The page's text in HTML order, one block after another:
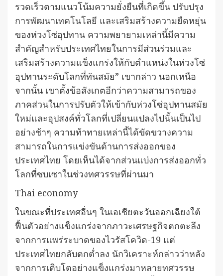
รวดเร็วตามแนวโน้มความยั่งยืนที่เกิดขึ้น ปรับปรุง
การพัฒนาเทคโนโลยี และเสริมสร้างความยืดหยุ่น
ของห่วงโซ่อุปทาน ความพยายามเหล่านี้มีความ
สำคัญสำหรับประเทศไทยในการมีส่วนร่วมและ
เสริมสร้างความแข็งแกร่งให้กับตำแหน่งในห่วงโซ่
อุปทานระดับโลกที่ทันสมัย” เขากล่าว นอกเหนือ
จากนั้น เขาตั้งข้อสังเกตอีกว่าความสามารถของ
ภาคส่วนในการปรับตัวให้เข้ากับห่วงโซ่อุปทานสมัย
ใหม่และอุปสงค์ทั่วโลกที่เปลี่ยนแปลงไปนั้นเป็นไป
อย่างช้าๆ ความท้าทายเหล่านี้ได้ขัดขวางความ
สามารถในการแข่งขันด้านการส่งออกของ
ประเทศไทย โดยเห็นได้จากส่วนแบ่งการส่งออกทั่ว
โลกที่ซบเซาในช่วงทศวรรษที่ผ่านมา
Thai economy
ในขณะที่ประเทศอื่นๆ ในเอเชียตะวันออกเฉียงใต้
ฟื้นตัวอย่างแข็งแกร่งจากภาวะเศรษฐกิจตกตะลึง
จากการแพร่ระบาดของไวรัสโควิด-19 แต่
ประเทศไทยกลับตกต่ำลง นักวิเคราะห์กล่าวว่าหลัง
จากการเติบโตอย่างแข็งแกร่งมาหลายทศวรรษ